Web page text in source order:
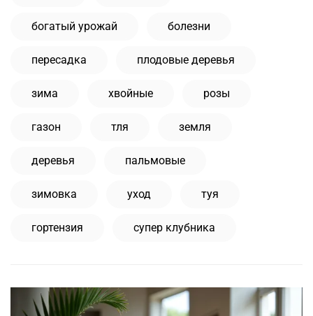
богатый урожай болезни
пересадка плодовые деревья
зима хвойные розы
газон тля земля
деревья пальмовые
зимовка уход туя
гортензия супер клубника